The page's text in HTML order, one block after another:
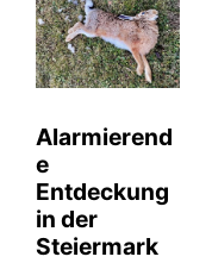
Alarmierend
e
Entdeckung
in der
Steiermark